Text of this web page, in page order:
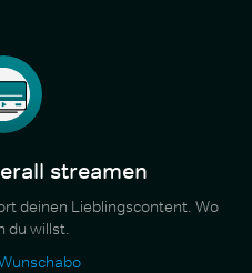
streamen
deinen Lieblingscontent. Wo
du willst.